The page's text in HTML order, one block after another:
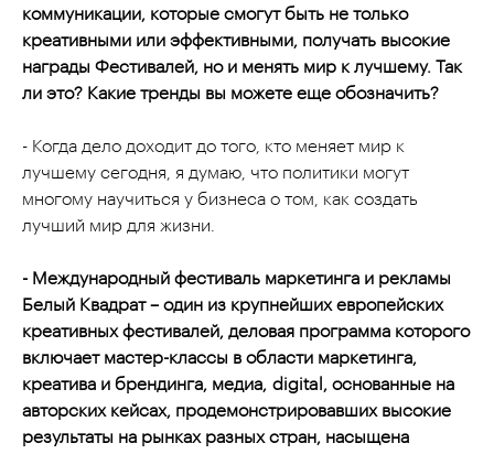
коммуникации, которые смогут быть не только
креативными или эффективными, получать высокие
награды Фестивалей, но и менять мир к лучшему. Так
ли это? Какие тренды вы можете еще обозначить?
- Когда дело доходит до того, кто меняет мир к
лучшему сегодня, я думаю, что политики могут
многому научиться у бизнеса о том, как создать
лучший мир для жизни.
- Международный фестиваль маркетинга и рекламы
Белый Квадрат – один из крупнейших европейских
креативных фестивалей, деловая программа которого
включает мастер-классы в области маркетинга,
креатива и брендинга, медиа, digital , основанные на
авторских кейсах, продемонстрировавших высокие
результаты на рынках разных стран, насыщена